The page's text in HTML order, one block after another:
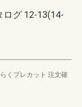
ログ 12-13(14-
らくプレカット 注文確